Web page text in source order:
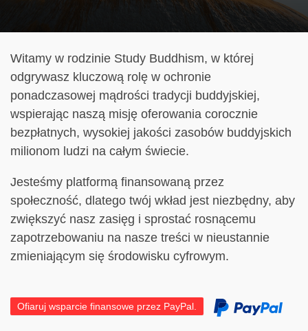
Witamy w rodzinie Study Buddhism, w której
odgrywasz kluczową rolę w ochronie
ponadczasowej mądrości tradycji buddyjskiej,
wspierając naszą misję oferowania corocznie
bezpłatnych, wysokiej jakości zasobów buddyjskich
milionom ludzi na całym świecie.
Jesteśmy platformą finansowaną przez
społeczność, dlatego twój wkład jest niezbędny, aby
zwiększyć nasz zasięg i sprostać rosnącemu
zapotrzebowaniu na nasze treści w nieustannie
zmieniającym się środowisku cyfrowym.
Ofiaruj wsparcie finansowe przez PayPal.